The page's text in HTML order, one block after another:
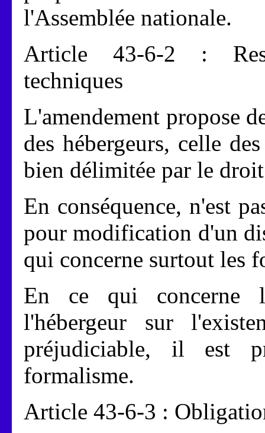
l'Assemblée nationale.
Article 43-6-2 :
techniques
L'amendement propose
des hébergeurs, celle
bien délimitée par le
En conséquence, n'est
pour modification d'un
qui concerne surtout les
En ce qui concerne
l'hébergeur sur
préjudiciable, il est
formalisme.
Article 43-6-3 :